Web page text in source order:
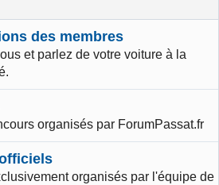
des membres
et parlez de votre voiture à la
organisés par ForumPassat.fr
organisés par l'équipe de